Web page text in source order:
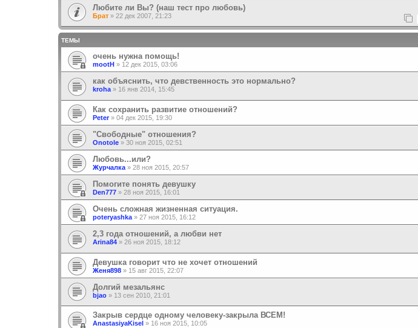
Любите ли Вы? (наш тест про любовь)
Брат » 22 дек 2007, 21:23
ТЕМЫ
очень нужна помощь!
mootH » 12 дек 2015, 03:06
как объяснить, что девственность это нормально?
kroha » 16 янв 2014, 15:45
Как сохранить развитие отношений?
Peter» 04 дек 2015, 19:30
"Свободные" отношения?
Onotole » 30 ноя 2015, 02:51
Любовь...или?
Журчалка » 28 ноя 2015, 20:57
Помогите понять девушку
Den777 » 28 ноя 2015, 16:01
Очень сложная жизненная ситуация.
poteryashka » 27 ноя 2015, 16:12
2,3 года отношений, а любви нет
Arina84 » 26 ноя 2015, 18:12
Девушка говорит что не хочет отношений
Женя898 » 15 авг 2015, 22:07
Долгий мезальянс
bjao » 13 сен 2010, 21:01
Закрыв сердце одному человеку-закрыла ВСЕМ!
AnastasiyaKisel » 16 ноя 2015, 10:05